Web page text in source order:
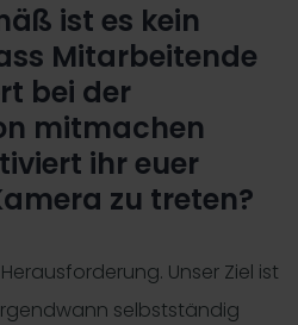
ist es kein
Mitarbeitende
bei der
mitmachen
ihr euer
zu treten?
Unser Ziel ist
selbstständig